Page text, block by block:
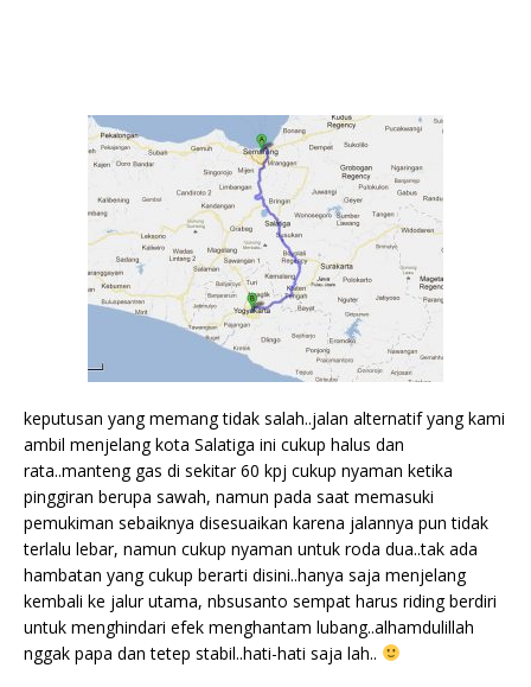
keputusan yang memang tidak salah..jalan alternatif yang kami
ambil menjelang kota Salatiga ini cukup halus dan
rata..manteng gas di sekitar 60 kpj cukup nyaman ketika
pinggiran berupa sawah, namun pada saat memasuki
pemukiman sebaiknya disesuaikan karena jalannya pun tidak
terlalu lebar, namun cukup nyaman untuk roda dua..tak ada
hambatan yang cukup berarti disini..hanya saja menjelang
kembali ke jalur utama, nbsusanto sempat harus riding berdiri
untuk menghindari efek menghantam lubang..alhamdulillah
nggak papa dan tetep stabil..hati-hati saja lah..